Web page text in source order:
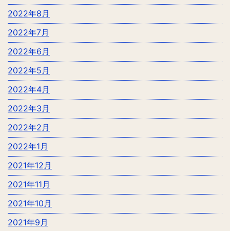
2022年8月
2022年7月
2022年6月
2022年5月
2022年4月
2022年3月
2022年2月
2022年1月
2021年12月
2021年11月
2021年10月
2021年9月